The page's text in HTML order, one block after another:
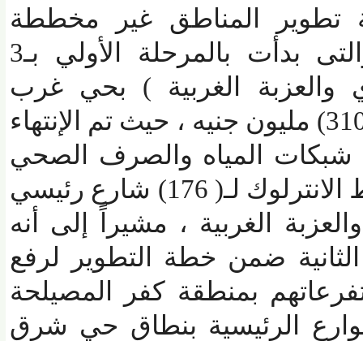
المناطق غير مخططة
بمدينة شبين الكوم والتى بدأت بالمرحلة الأولي بـ3
الغربية ) بحي غرب
وبتكلفة إجمالية بلغت (310) مليون جنيه ، حيث تم الإنتهاء
المياه والصرف الصحي
وكذا أعمال الإنارة وبلاط الانترلوك لـ( 176) شارع رئيسي
الغربية ، مشيراً إلى أنه
ضمن خطة التطوير لرفع
بمنطقة كفر المصيلحة
الرئيسية بنطاق حي شرق